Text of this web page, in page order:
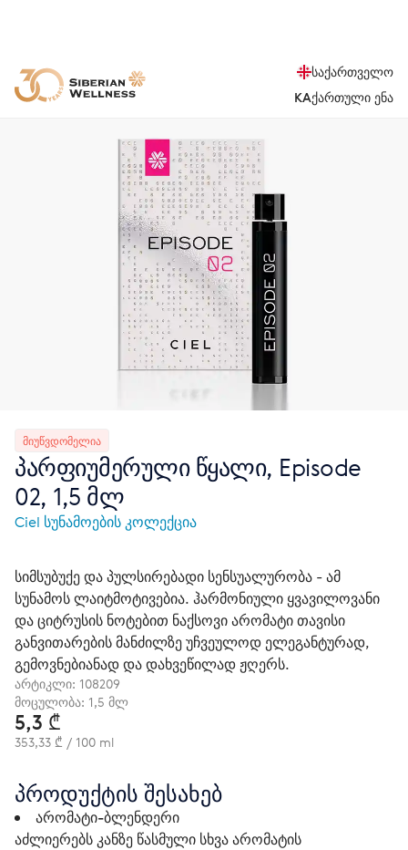
საქართველო
KAქართული ენა
ᲛᲘᲣᲬᲕᲓᲝᲛᲔᲚᲘᲐ
პარფიუმერული წყალი, Episode
02, 1,5 მლ
Ciel სუნამოების კოლექცია
სიმსუბუქე და პულსირებადი სენსუალურობა - ამ
სუნამოს ლაიტმოტივებია. ჰარმონიული ყვავილოვანი
და ციტრუსის ნოტებით ნაქსოვი არომატი თავისი
განვითარების მანძილზე უჩვეულოდ ელეგანტურად,
გემოვნებიანად და დახვეწილად ჟღერს.
არტიკლი: 108209
მოცულობა: 1,5 მლ
5,3 ₾
353,33 ₾ / 100 ml
პროდუქტის შესახებ
არომატი-ბლენდერი
აძლიერებს კანზე წასმული სხვა არომატის